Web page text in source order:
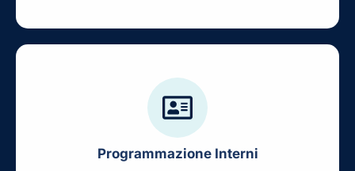
Programmazione Interni